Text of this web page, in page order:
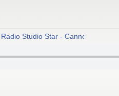
Radio Studio Star - Cannobio (VB)